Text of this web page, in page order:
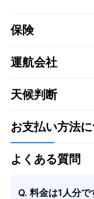
保険
運航会社
エス・ジー・シー佐賀航空株
天候判断
お支払い方法
よくある質問
Q. 料金は1人分で